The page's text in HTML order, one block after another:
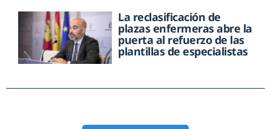
La reclasificación de
plazas enfermeras abre la
puerta al refuerzo de las
plantillas de especialistas